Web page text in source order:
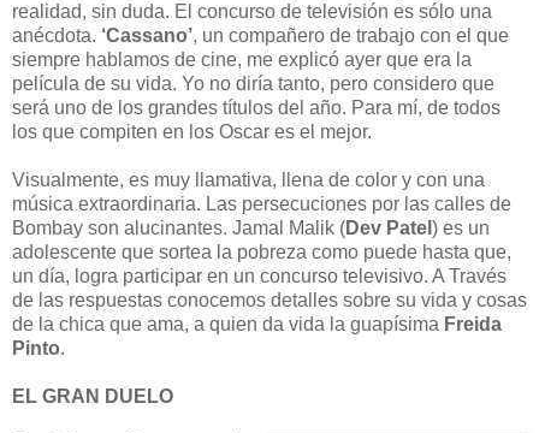
realidad, sin duda. El concurso de televisión es sólo una
anécdota. ‘Cassano’, un compañero de trabajo con el que
siempre hablamos de cine, me explicó ayer que era la
película de su vida. Yo no diría tanto, pero considero que
será uno de los grandes títulos del año. Para mí, de todos
los que compiten en los Oscar es el mejor.
Visualmente, es muy llamativa, llena de color y con una
música extraordinaria. Las persecuciones por las calles de
Bombay son alucinantes. Jamal Malik (Dev Patel ) es un
adolescente que sortea la pobreza como puede hasta que,
un día, logra participar en un concurso televisivo. A Través
de las respuestas conocemos detalles sobre su vida y cosas
de la chica que ama, a quien da vida la guapísima Freida
Pinto.
EL GRAN DUELO